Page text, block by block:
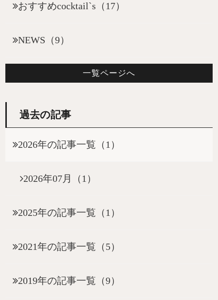
おすすめcocktail`s（17）
NEWS（9）
一覧ページへ
過去の記事
2026年の記事一覧（1）
2026年07月（1）
2025年の記事一覧（1）
2021年の記事一覧（5）
2019年の記事一覧（9）